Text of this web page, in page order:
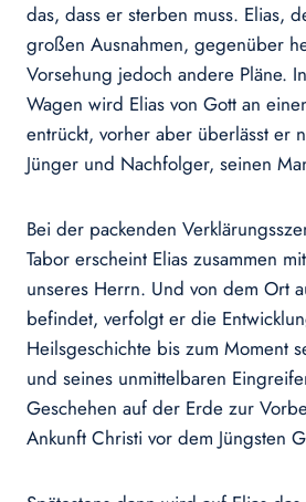
das, dass er sterben muss. Elias,
großen Ausnahmen, gegenüber
Vorsehung jedoch andere Pläne.
Wagen wird Elias von Gott an
entrückt, vorher aber überlässt er
Jünger und Nachfolger, seinen
Bei der packenden
Tabor erscheint Elias zusammen
unseres Herrn. Und von dem Ort
befindet, verfolgt er die
Heilsgeschichte bis zum Moment
und seines unmittelbaren
Geschehen auf der Erde zur
Ankunft Christi vor dem Jüngsten